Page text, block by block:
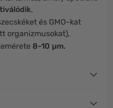
,
és GMO-kat
organizmusokat),
8-10 µm.